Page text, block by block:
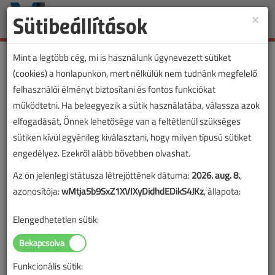
Toggle
×
Sütibeállítások
Mint a legtöbb cég, mi is használunk úgynevezett sütiket
(cookies) a honlapunkon, mert nélkülük nem tudnánk megfelelő
felhasználói élményt biztosítani és fontos funkciókat
működtetni. Ha beleegyezik a sütik használatába, válassza azok
elfogadását. Önnek lehetősége van a feltétlenül szükséges
sütiken kívül egyénileg kiválasztani, hogy milyen típusú sütiket
engedélyez. Ezekről alább bővebben olvashat.
Az ön jelenlegi státusza létrejöttének dátuma:2026. aug. 8.,
azonosítója:wMtja5b9SxZ1XVIXyDidhdEDikS4JKz, állapota:
Elengedhetetlen sütik:
Funkcionális sütik: